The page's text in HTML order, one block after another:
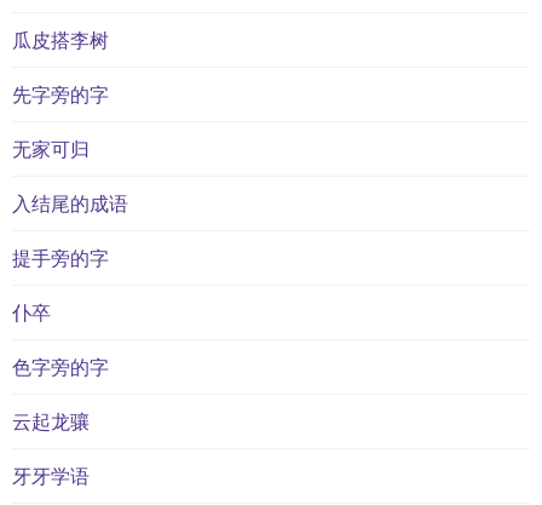
瓜皮搭李树
先字旁的字
无家可归
入结尾的成语
提手旁的字
仆卒
色字旁的字
云起龙骧
牙牙学语